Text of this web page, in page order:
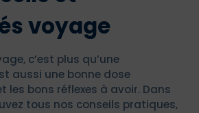
voyage
c’est plus qu’une
aussi une bonne dose
les bons réflexes à avoir. Dans
tous nos conseils pratiques,